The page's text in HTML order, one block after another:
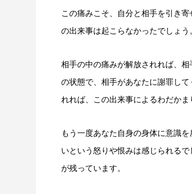
この痛みこそ、自分と相手を引き
の出来事は起こらなかったでしょう
相手の中の痛みが解放されれば、
の状態で、相手があなたに謝罪し
れれば、この出来事によるわだかま
もう一度あなた自身の身体に意識
いという怒りや恨みは感じられる
が残っています。